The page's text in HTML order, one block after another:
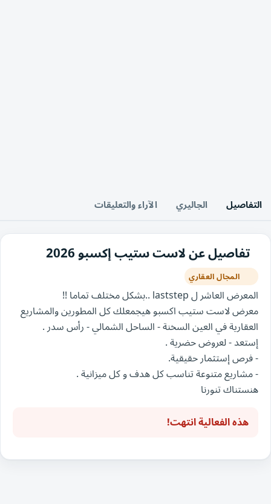
التفاصيل الجاليري الآراء والتعليقات
تفاصيل عن لاست ستيب إكسبو 2026
المجال العقاري
المعرض العاشر ل laststep ..بشكل مختلف تماما !!
معرض لاست ستيب اكسبو هيجمعلك كل المطورين والمشاريع
العقارية في العين السخنة - الساحل الشمالي - رأس سدر .
إستعد - لعروض حضرية .
- فرص إستثمار حقيقية.
- ⁠مشاريع متنوعة تناسب كل هدف و كل ميزانية .
هنستناك تنورنا
هذه الفعالية انتهت!